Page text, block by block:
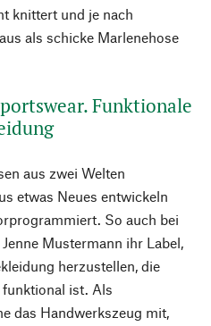
knittert und je nach
als schicke Marlenehose
Funktionale
aus zwei Welten
etwas Neues entwickeln
So auch bei
Mustermann ihr Label,
herzustellen, die
ist. Als
das Handwerkszeug mit,